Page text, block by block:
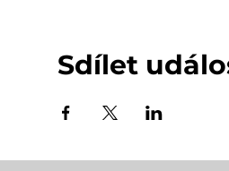
Sdílet